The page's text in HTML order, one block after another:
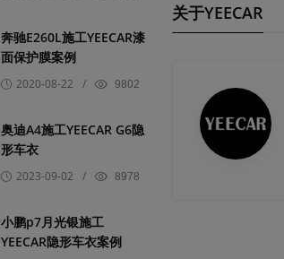
奔驰E260L施工YEECAR漆
面保护膜案例
2020-08-22 / 9802
奥迪A4施工YEECAR G6隐
形车衣
2023-09-02 / 8978
小鹏p7月光银施工
YEECAR隐形车衣案例
关于YEECAR